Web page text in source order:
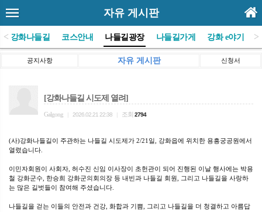
자유 게시판
<)강화나들길 코스안내 나들길광장 나들길가게 강화 e야기 >
공지사항 자유 게시판 신청서
[강화나들길 시도제 열려]
Galgong 2026.02.21 22:38 조회 2794
(사)강화나들길이 주관하는 나들길 시도제가 2/21일, 강화읍에 위치한 용흥궁공원에서
열렸습니다.
이민자회원이 사회자, 허수진 신임 이사장이 초헌관이 되어 진행된 이날 행사에는 박용
철 강화군수, 한승희 강화군의회의장 등 내빈과 나들길 회원, 그리고 나들길을 사랑하
는 많은 길벗들이 참여해 주셨습니다.
나들길을 걷는 이들의 안전과 건강, 화합과 기쁨, 그리고 나들길을 더 청결하고 아름답